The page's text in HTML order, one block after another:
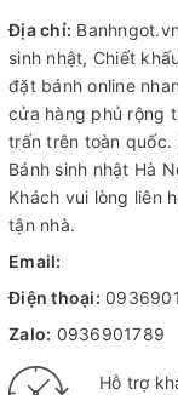
Địa chỉ:
sinh nhật, Chiết
đặt bánh online
cửa hàng phủ rộng
trấn trên toàn quốc.
Bánh sinh nhật Hà
Khách vui lòng liên
tận nhà.
Email:
Điện thoại:
Zalo: 0936901789
Hỗ trợ